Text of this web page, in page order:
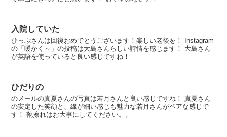
入院していた
ひっぷさんは回復おめでとうございます！楽しい老後を！ Instagram
の「暖かく～」の投稿は大島さんらしい詩情を感じます！ 大島さん
が英語を使っていると良い感じですね！
ひだりの
のメールの真夏さんの写真は若月さんと良い感じですね！ 真夏さん
の安定した笑顔と、線が細い感じも魅力な若月さんがペアな感じで
す！ 靴擦れはお大事にしてください。。